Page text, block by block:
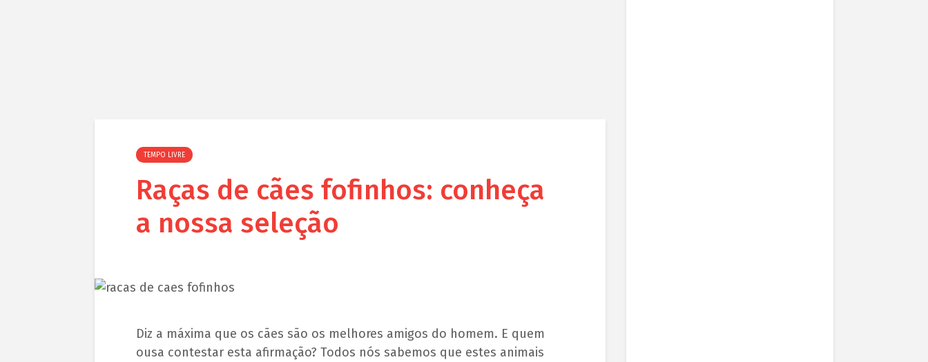
TEMPO LIVRE
Raças de cães fofinhos: conheça
a nossa seleção
Diz a máxima que os cães são os melhores amigos do homem. E quem
ousa contestar esta afirmação? Todos nós sabemos que estes animais